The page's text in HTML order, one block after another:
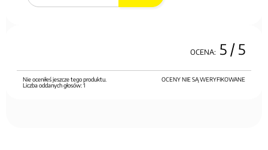
OCENA: 5 / 5
OCENY NIE SĄ WERYFIKOWANE
Nie oceniłeś jeszcze tego produktu.
Liczba oddanych głosów:1